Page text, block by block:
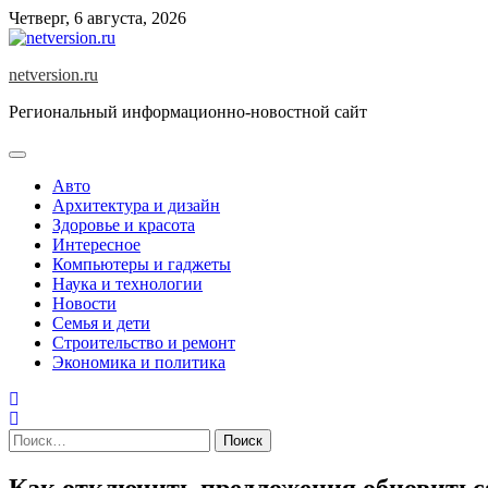
Skip
to
Четверг, 6 августа, 2026
netversion.ru
Региональный информационно-новостной сайт
Авто
Архитектура и дизайн
Здоровье и красота
Интересное
Компьютеры и гаджеты
Наука и технологии
Новости
Семья и дети
Строительство и ремонт
Экономика и политика
Найти: